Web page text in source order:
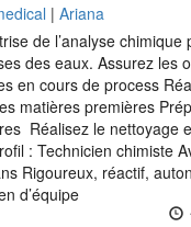
| Ariana
de l’analyse chimique
des eaux. Assurez les
en cours de process
matières premières
Réalisez le nettoyage
: Technicien chimiste
Rigoureux, réactif,
d’équipe